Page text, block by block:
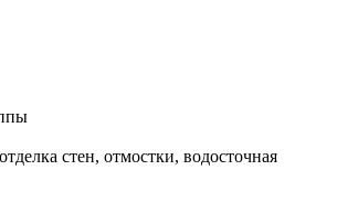
стен, отмостки, водосточная